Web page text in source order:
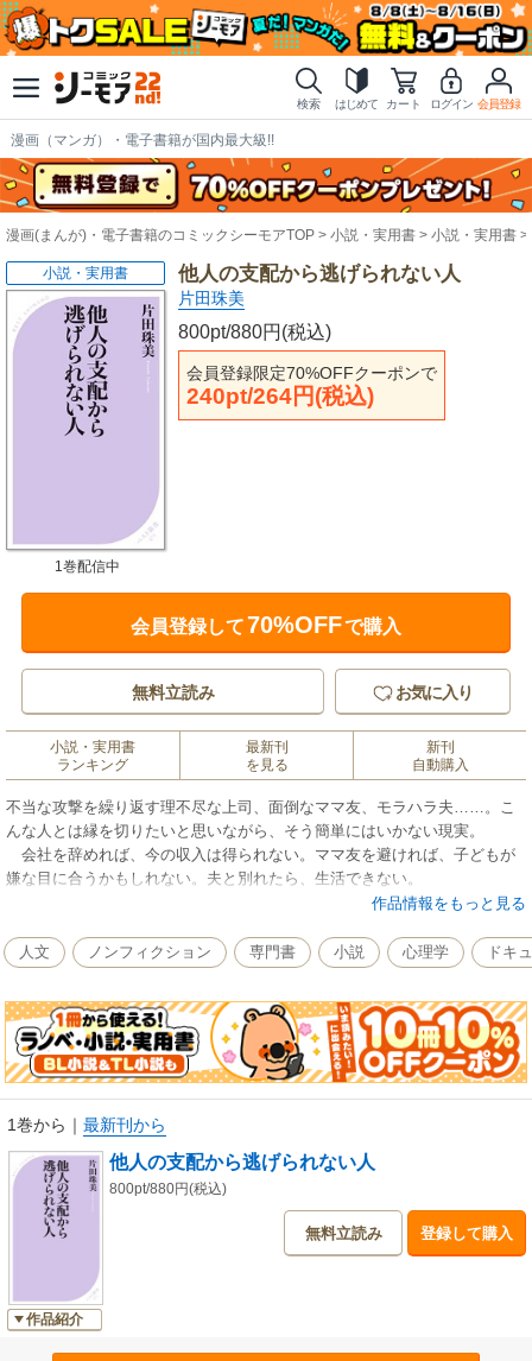
検索 はじめて カート ログイン 会員登録
漫画（マンガ）・電子書籍が国内最大級!!
漫画(まんが)・電子書籍のコミックシーモアTOP 小説・実用書 小説・実用書
他人の支配から逃げられない人
片田珠美
800pt/880円(税込)
会員登録限定70%OFFクーポンで
240pt/264円(税込)
小説・実用書
1巻配信中
会員登録して70%OFFで購入
無料立読み お気に入り
小説・実用書
ランキング
最新刊
を見る
新刊
自動購入
不当な攻撃を繰り返す理不尽な上司、面倒なママ友、モラハラ夫……。こ
んな人とは縁を切りたいと思いながら、そう簡単にはいかない現実。
会社を辞めれば、今の収入は得られない。ママ友を避ければ、子どもが
嫌な目に合うかもしれない。夫と別れたら、生活できない。
そんな「逃げたいのに逃げられない人間関係」に悩み、心をすり減らし
なぜ逃げられないのか、相手はなぜ支配しようとするのか、どうすれば
逃げられない現実の中で心を軽くすることができるのか。
「逃げられない人」を生み出し続ける背景を分析しながら、他人の支配
に悩んでいる人の心のメカニズムを明らかにする。
作品情報をもっと見る
人文 ノンフィクション 専門書 小説 心理学 ドキ
1巻から ｜ 最新刊から
作品紹介
他人の支配から逃げられない人
800pt/880円(税込)
無料立読み 登録して購入